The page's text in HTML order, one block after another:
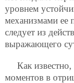
уровнем
механизмами ее
следует из
выражающего
Как
моментов в